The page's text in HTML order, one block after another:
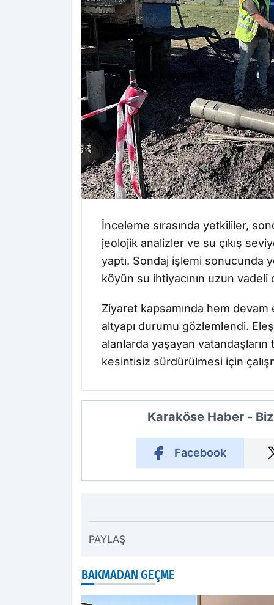
İnceleme sırasında yetkililer,
jeolojik analizler ve su çıkış
yaptı. Sondaj işlemi sonucunda
köyün su ihtiyacının uzun vadeli
Ziyaret kapsamında hem
altyapı durumu gözlemlendi.
alanlarda yaşayan
kesintisiz sürdürülmesi için
Karaköse Haber -
Facebook
PAYLAŞ
BAKMADAN GEÇME